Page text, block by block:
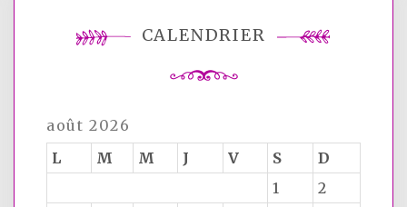
CALENDRIER
août 2026
L
M M J V S
D
1
2